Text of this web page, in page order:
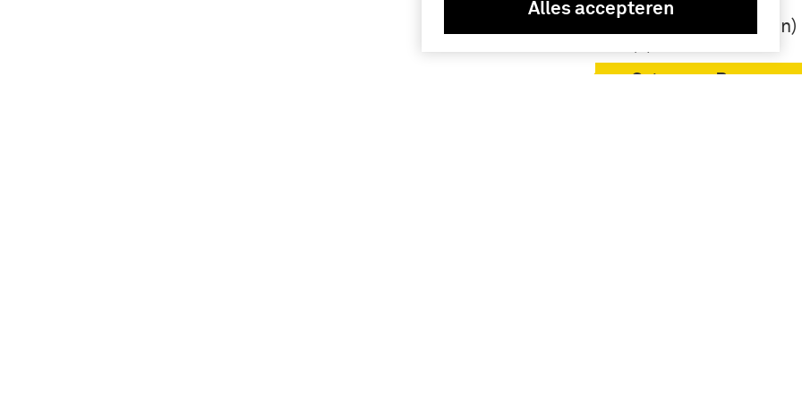
Alles accepterenLandmacht
(1813/1814-heden)